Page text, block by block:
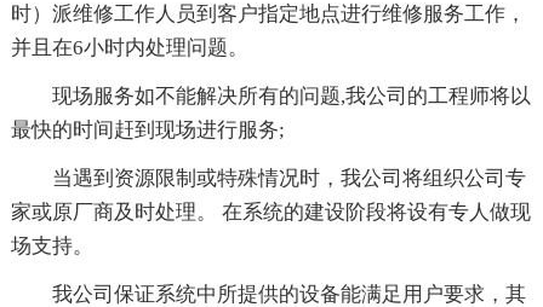
时）派维修工作人员到客户指定地点进行维修服务工作，
并且在6小时内处理问题。
现场服务如不能解决所有的问题,我公司的工程师将以
最快的时间赶到现场进行服务;
当遇到资源限制或特殊情况时，我公司将组织公司专
家或原厂商及时处理。 在系统的建设阶段将设有专人做现
场支持。
我公司保证系统中所提供的设备能满足用户要求，其